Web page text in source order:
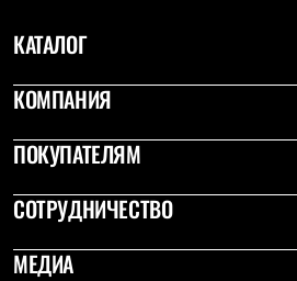
КАТАЛОГ
КОМПАНИЯ
ПОКУПАТЕЛЯМ
СОТРУДНИЧЕСТВО
МЕДИА